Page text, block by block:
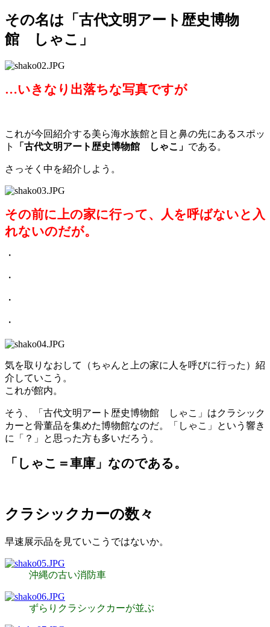
その名は「古代文明アート歴史博物
館 しゃこ」
…いきなり出落ちな写真ですが
これが今回紹介する美ら海水族館と目と鼻の先にあるスポッ
ト
「古代文明アート歴史博物館 しゃこ」 である。
さっそく中を紹介しよう。
その前に上の家に行って、人を呼ばないと入
れないのだが。
・
・
・
・
気を取りなおして（ちゃんと上の家に人を呼びに行った）紹
介していこう。
これが館内。
そう、「古代文明アート歴史博物館 しゃこ」はクラシック
カーと骨董品を集めた博物館なのだ。「しゃこ」という響き
に「？」と思った方も多いだろう。
「しゃこ＝車庫」なのである。
クラシックカーの数々
早速展示品を見ていこうではないか。
沖縄の古い消防車
ずらりクラシックカーが並ぶ